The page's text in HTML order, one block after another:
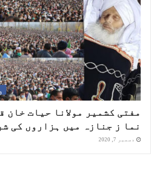
مفتی کشمیر مولانا حیات خان
نما ز جنازہ میں ہزاروں کی
دسمبر 7, 2020